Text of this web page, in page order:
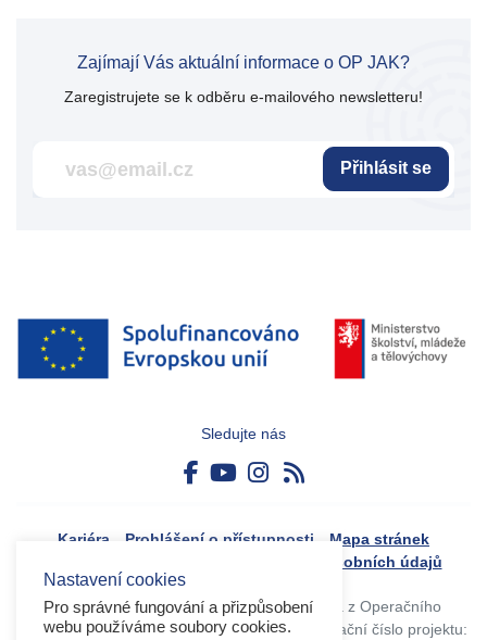
Zajímají Vás aktuální informace o OP JAK?
Zaregistrujete se k odběru e-mailového newsletteru!
Přihlásit se
Sledujte nás
Kariéra Prohlášení o přístupnosti
Mapa stránek
Zásady ochrany osobních údajů
Tvorba webového portálu byla financovaná z Operačního
programu Výzkum, vývoj a vzdělávání. Registrační číslo projektu:
Nastavení cookies
Pro správné fungování a přizpůsobení
webu používáme soubory cookies.